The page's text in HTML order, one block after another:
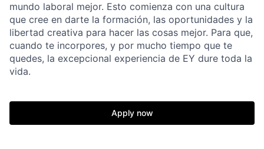
mundo laboral mejor. Esto comienza con una cultura
que cree en darte la formación, las oportunidades y la
libertad creativa para hacer las cosas mejor. Para que,
cuando te incorpores, y por mucho tiempo que te
quedes, la excepcional experiencia de EY dure toda la
vida.
Apply now